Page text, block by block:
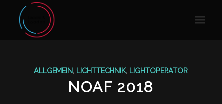
ALLGEMEIN, LICHTTECHNIK, LIGHTOPERATOR
NOAF 2018